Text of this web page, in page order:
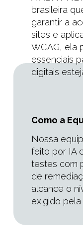
brasileira
garantir a
sites e
WCAG, ela
essenciais
digitais
Como a
Nossa
feito por IA
testes com
de
alcance o
exigido pela